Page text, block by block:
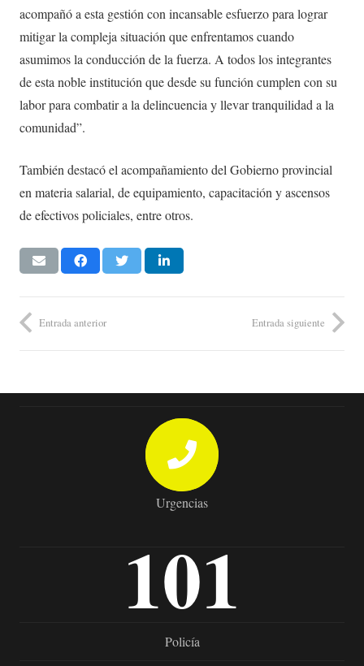
acompañó a esta gestión con incansable esfuerzo para lograr
mitigar la compleja situación que enfrentamos cuando
asumimos la conducción de la fuerza. A todos los integrantes
de esta noble institución que desde su función cumplen con su
labor para combatir a la delincuencia y llevar tranquilidad a la
comunidad”.
También destacó el acompañamiento del Gobierno provincial
en materia salarial, de equipamiento, capacitación y ascensos
de efectivos policiales, entre otros.
Entrada anterior Entrada siguiente
Urgencias
101
Policía